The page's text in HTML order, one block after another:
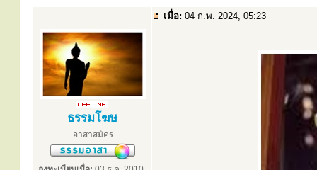
เมื่อ: 04 ก.พ. 2024, 05:23
ธรรมโฆษ
อาสาสมัคร